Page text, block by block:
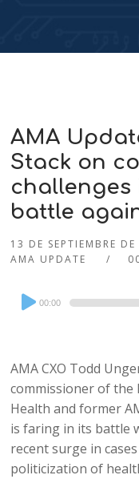
AMA
Stack on
challenges
battle
13 DE SEPTIEMBRE
AMA UPDATE
Audio
Player
00:00
AMA CXO Todd
commissioner of the
Health and former
is faring in its battle
recent surge in
politicization of